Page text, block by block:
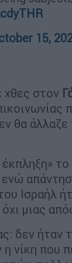
15,
στον
θα
το
ενώ
Ισραήλ
μιας
δεν ήταν
νίκη που